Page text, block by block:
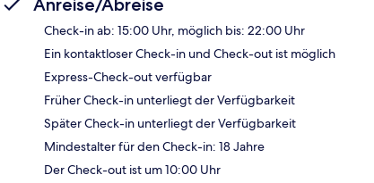
Check-in ab: 15:00 Uhr, möglich bis: 22:00 Uhr
Ein kontaktloser Check-in und Check-out ist möglich
Express-Check-out verfügbar
Früher Check-in unterliegt der Verfügbarkeit
Später Check-in unterliegt der Verfügbarkeit
Mindestalter für den Check-in: 18 Jahre
Der Check-out ist um 10:00 Uhr